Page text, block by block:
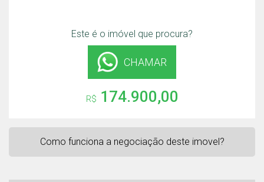
Este é o imóvel que procura?
CHAMAR
R$ 174.900,00
Como funciona a negociação deste imovel?